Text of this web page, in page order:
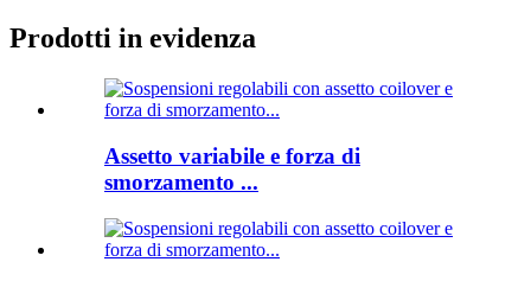
Prodotti in evidenza
Assetto variabile e forza di
smorzamento ...